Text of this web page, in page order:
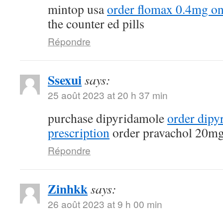
mintop usaorder flomax 0.4mg
the counter ed pills
Répondre
Ssexuisays:
25 août 2023 at 20 h 37 min
purchase dipyridamoleorder
prescriptionorder pravachol
Répondre
Zinhkksays:
26 août 2023 at 9 h 00 min